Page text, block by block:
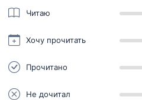
Читаю
Хочу прочитать
Прочитано
Не дочитал